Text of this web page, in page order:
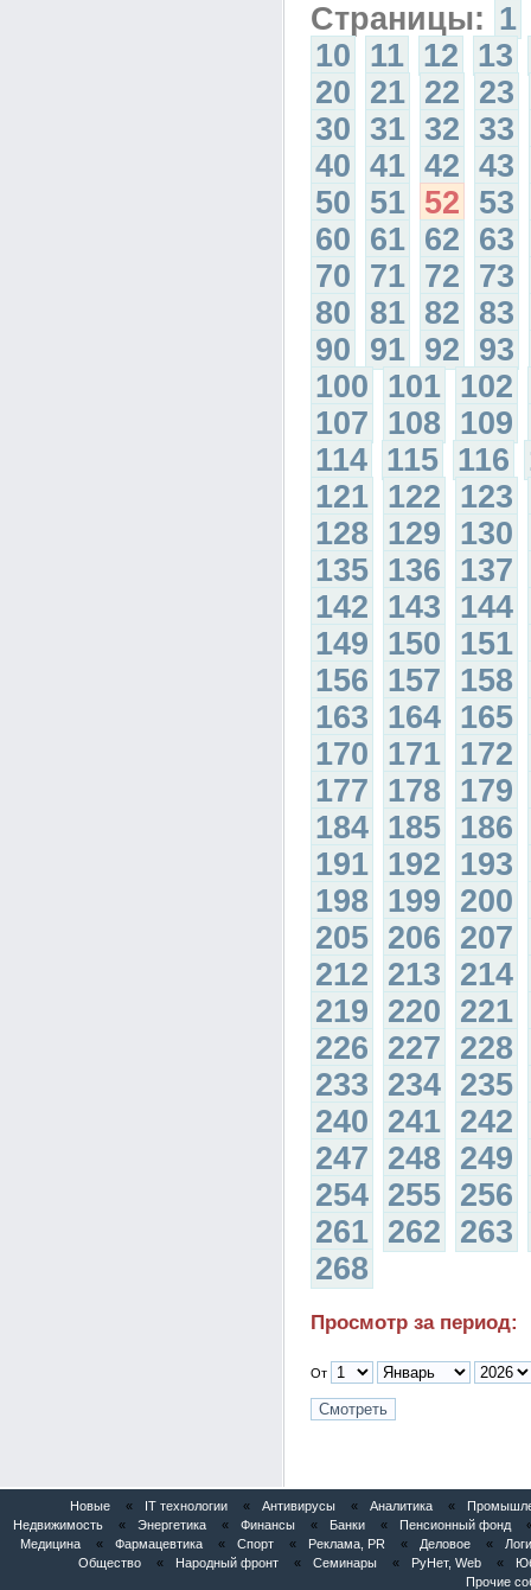
Страницы: 1
10 11 12 13
20 21 22 23
30 31 32 33
40 41 42 43
50 51 52 53
60 61 62 63
70 71 72 73
80 81 82 83
90 91 92 93
100 101 102
107 108 109
114 115 116
121 122 123
128 129 130
135 136 137
142 143 144
149 150 151
156 157 158
163 164 165
170 171 172
177 178 179
184 185 186
191 192 193
198 199 200
205 206 207
212 213 214
219 220 221
226 227 228
233 234 235
240 241 242
247 248 249
254 255 256
261 262 263
268
Просмотр за период:
От
Новые « IT технологии « Антивирусы « Аналитика «
Недвижимость
« Энергетика « Финансы « Банки « Пенсионный фонд
Медицина
« Фармацевтика « Спорт « Реклама, PR « Деловое «
Общество
« Народный фронт « Семинары « РуНет, Web «
Прочие